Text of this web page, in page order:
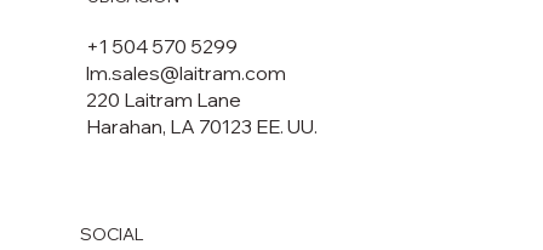
+1 504 570 5299
lm.sales@laitram.com
220 Laitram Lane
Harahan, LA 70123 EE. UU.
SOCIAL